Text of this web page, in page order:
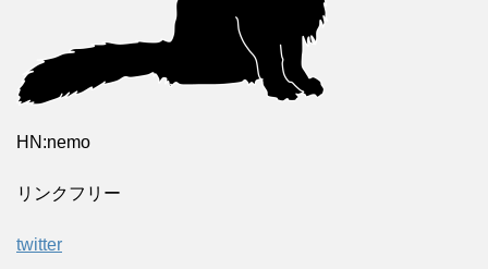
HN:nemo
リンクフリー
twitter